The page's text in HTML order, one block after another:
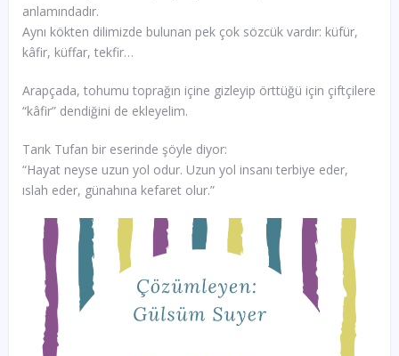
anlamındadır.
Aynı kökten dilimizde bulunan pek çok sözcük vardır: küfür,
kâfir, küffar, tekfir…
Arapçada, tohumu toprağın içine gizleyip örttüğü için çiftçilere
“kâfir” dendiğini de ekleyelim.
Tarık Tufan bir eserinde şöyle diyor:
“Hayat neyse uzun yol odur. Uzun yol insanı terbiye eder,
ıslah eder, günahına kefaret olur.”